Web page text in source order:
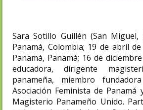
Sara Sotillo Guillén (San Miguel,
Panamá, Colombia; 19 de abril
Panamá, Panamá; 16 de
educadora, dirigente
panameña, miembro
Asociación Feminista de Panamá
Magisterio Panameño Unido.